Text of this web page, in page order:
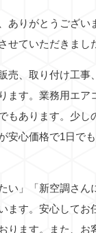
ありがとうござ
せていただきまし
売、取り付け工
ます。業務用エ
もあります。少
安心価格で1日で
い」「新空調さ
ます。安心して
ります。また、